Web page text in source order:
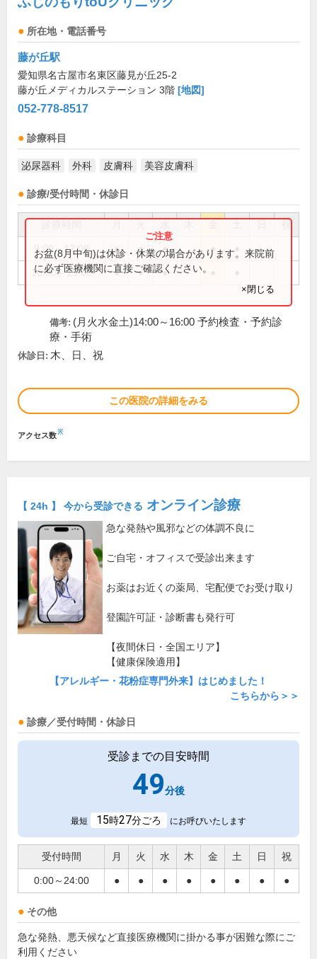
所在地・電話番号
藤が丘駅
愛知県名古屋市名東区藤見が丘25-2
藤が丘メディカルステーション 3階 [地図]
052-778-8517
診療科目
泌尿器科 外科 皮膚科 美容皮膚科
診療/受付時間・休診日
祝
9:00～12:00 ● ● ● ●
16:00～19:00 ● ● ●
お盆(8月中旬)は休診・休業の場合があります。来院前
に必ず医療機関に直接ご確認ください。
×閉じる
備考: (月火水金土)14:00～16:00 予約検査・予約診
療・手術
休診日: 木、日、祝
この医院の詳細をみる
アクセス数※
【 24h 】 今から受診できる オンライン診療
急な発熱や風邪などの体調不良に
ご自宅・オフィスで受診出来ます
お薬はお近くの薬局、宅配便でお受け取り
登園許可証・診断書も発行可
【夜間休日・全国エリア】
【健康保険適用】
【アレルギー・花粉症専門外来】はじめました！
こちらから＞＞
診療／受付時間・休診日
受診までの目安時間
49分後
最短 15時27分ごろ にお呼びいたします
受付時間 月 火 水 木 金 土 日 祝
0:00～24:00 ● ● ● ● ● ● ● ●
その他
急な発熱、悪天候など直接医療機関に掛かる事が困難な際にご
利用ください